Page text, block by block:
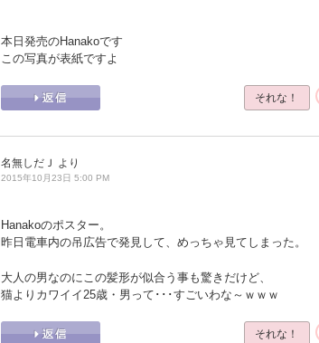
本日発売のHanakoです
この写真が表紙ですよ
それな！
名無しだＪ より
2015年10月23日 5:00 PM
Hanakoのポスター。
昨日電車内の吊広告で発見して、めっちゃ見てしまった。
大人の男なのにこの髪形が似合う事も驚きだけど、
猫よりカワイイ25歳・男って･･･すごいわな～ｗｗｗ
それな！